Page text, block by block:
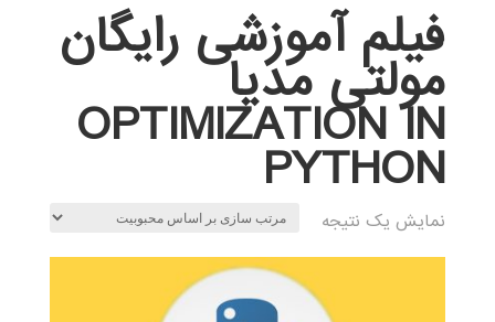
فیلم آموزشی رایگان
مولتی مدیا
OPTIMIZATION IN
PYTHON
نمایش یک نتیجه